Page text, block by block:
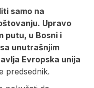
samo na
Upravo
putu, u Bosni i
unutrašnjim
Evropska unija
predsednik.